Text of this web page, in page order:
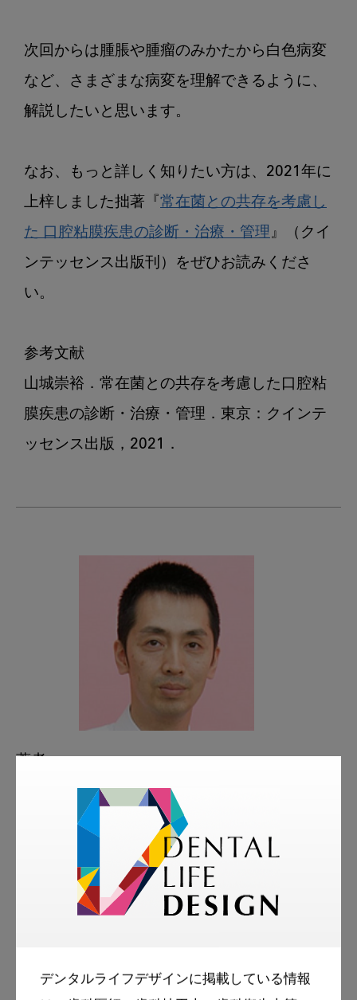
デンタルライフデザインに掲載している情報
次回からは腫脹や腫瘤のみかたから白色病変
など、さまざまな病変を理解できるように、
解説したいと思います。
なお、もっと詳しく知りたい方は、2021年に
上梓しました拙著『 常在菌との共存を考慮し
た 口腔粘膜疾患の診断・治療・管理』（クイ
ンテッセンス出版刊）をぜひお読みくださ
い。
参考文献
山城崇裕．常在菌との共存を考慮した口腔粘
膜疾患の診断・治療・管理．東京：クインテ
著者
やましろ歯科口腔外科
2000年 九州大学歯学部卒業、九州大学
2008～2010年 飯塚病院歯科口腔外科勤務